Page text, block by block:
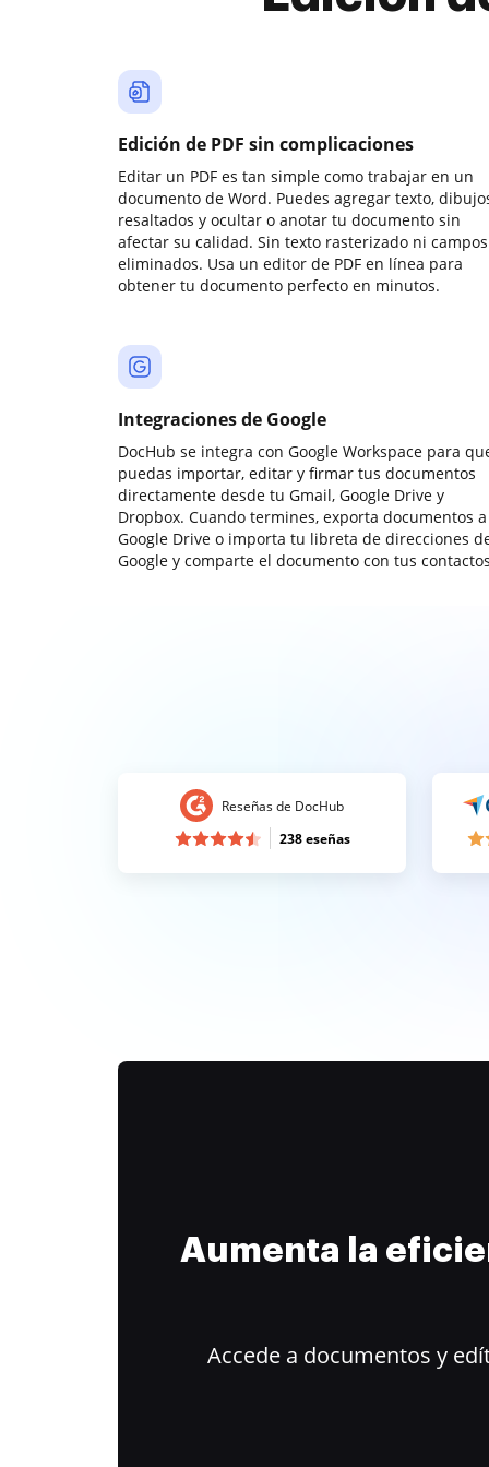
Edición de PDF sin complicaciones
Editar un PDF es tan simple como trabajar en un
documento de Word. Puedes agregar texto,
resaltados y ocultar o anotar tu documento sin
afectar su calidad. Sin texto rasterizado ni campos
eliminados. Usa un editor de PDF en línea para
obtener tu documento perfecto en minutos.
Integraciones de Google
DocHub se integra con Google Workspace para
puedas importar, editar y firmar tus documentos
directamente desde tu Gmail, Google Drive y
Dropbox. Cuando termines, exporta documentos a
Google Drive o importa tu libreta de direcciones
Google y comparte el documento con tus
Reseñas de DocHub
238 eseñas
Aumenta la
Accede a documentos y